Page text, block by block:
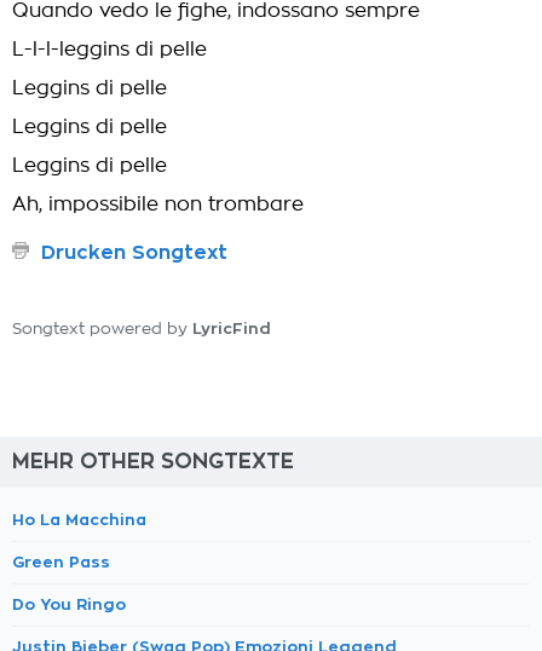
Quando vedo le fighe, indossano sempre
L-l-l-leggins di pelle
Leggins di pelle
Leggins di pelle
Leggins di pelle
Ah, impossibile non trombare
Drucken Songtext
Songtext powered by LyricFind
MEHR OTHER SONGTEXTE
Ho La Macchina
Green Pass
Do You Ringo
Justin Bieber (Swag Pop) Emozioni Leggend